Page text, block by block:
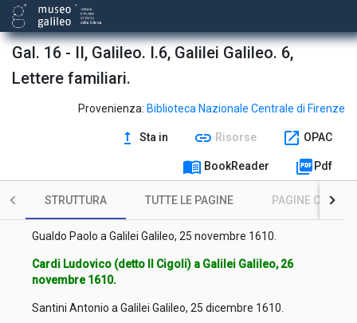
Gal. 16 - II, Galileo. I.6, Galilei Galileo. 6,
Lettere familiari.
Provenienza: Biblioteca Nazionale Centrale di Firenze
upgrade Sta in link Risorse open_in_new OPAC
menu_book BookReader picture_as_pdf Pdf
STRUTTURA TUTTE LE PAGINE PAGINE CON
Cardi Ludovico (detto Il Cigoli) a Galilei Galileo, 1 ottobre 1610.
Valerio Luca a Galilei Galileo, 23 ottobre 1610.
Santini Antonio a Galilei Galileo, 6 novembre 1610.
1610.
Gualdo Paolo a Galilei Galileo, 25 novembre 1610.
Cardi Ludovico (detto Il Cigoli) a Galilei Galileo, 26
novembre 1610.
Santini Antonio a Galilei Galileo, 25 dicembre 1610.